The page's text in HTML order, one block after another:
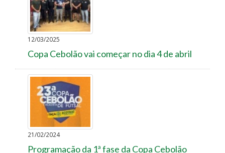
12/03/2025
Copa Cebolão vai começar no dia 4 de abril
21/02/2024
Programação da 1ª fase da Copa Cebolão